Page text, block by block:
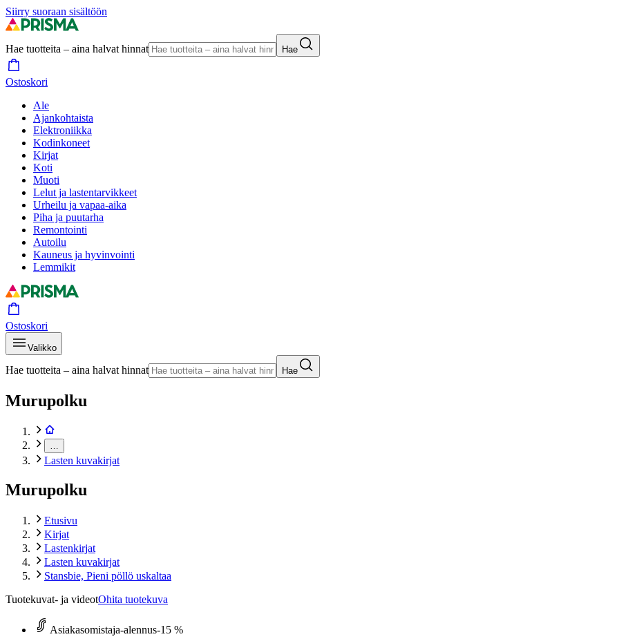
Siirry suoraan sisältöön
Hae tuotteita – aina halvat hinnat Hae
Ostoskori
Ale
Ajankohtaista
Elektroniikka
Kodinkoneet
Kirjat
Koti
Muoti
Lelut ja lastentarvikkeet
Urheilu ja vapaa-aika
Piha ja puutarha
Remontointi
Autoilu
Kauneus ja hyvinvointi
Lemmikit
Ostoskori
Valikko
Hae tuotteita – aina halvat hinnat Hae
Murupolku
Lasten kuvakirjat
Murupolku
Etusivu
Kirjat
Lastenkirjat
Lasten kuvakirjat
Stansbie, Pieni pöllö uskaltaa
Tuotekuvat- ja videotOhita tuotekuva
Asiakasomistaja-alennus-15 %